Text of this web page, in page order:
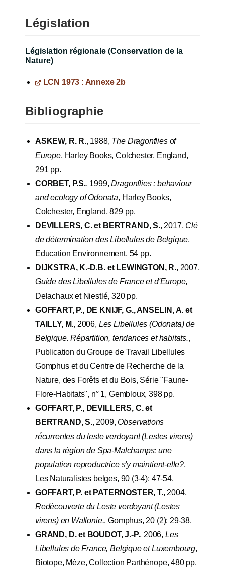
Législation
Législation régionale (Conservation de la
Nature)
LCN 1973 : Annexe 2b
Bibliographie
ASKEW, R. R., 1988, The Dragonflies of
Europe, Harley Books, Colchester, England,
291 pp.
CORBET, P.S., 1999,Dragonflies : behaviour
and ecology of Odonata, Harley Books,
Colchester, England, 829 pp.
DEVILLERS, C. et BERTRAND, S., 2017, Clé
de détermination des Libellules de Belgique,
Education Environnement, 54 pp.
DIJKSTRA, K.-D.B. et LEWINGTON, R., 2007,
Guide des Libellules de France et d'Europe,
Delachaux et Niestlé, 320 pp.
GOFFART, P., DE KNIJF, G., ANSELIN, A. et
TAILLY, M., 2006, Les Libellules (Odonata) de
Belgique. Répartition, tendances et habitats.,
Publication du Groupe de Travail Libellules
Gomphus et du Centre de Recherche de la
Nature, des Forêts et du Bois, Série "Faune-
Flore-Habitats", n° 1, Gembloux, 398 pp.
GOFFART, P., DEVILLERS, C. et
BERTRAND, S., 2009,Observations
récurrentes du leste verdoyant (Lestes virens)
dans la région de Spa-Malchamps: une
population reproductrice s'y maintient-elle?,
Les Naturalistes belges, 90 (3-4): 47-54.
GOFFART, P. et PATERNOSTER, T., 2004,
Redécouverte du Leste verdoyant (Lestes
virens) en Wallonie., Gomphus, 20 (2): 29-38.
GRAND, D. et BOUDOT, J.-P., 2006, Les
Libellules de France, Belgique et Luxembourg,
Biotope, Mèze, Collection Parthénope, 480 pp.